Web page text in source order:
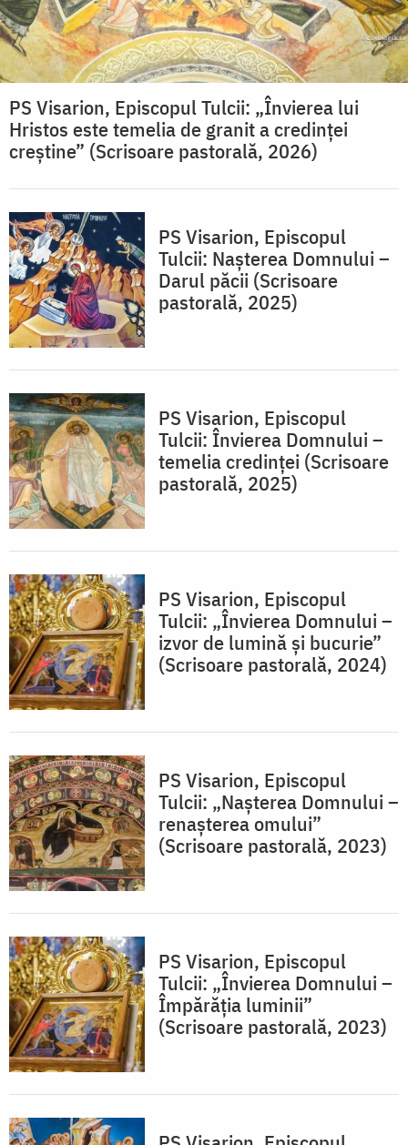
PS Visarion, Episcopul Tulcii: „Învierea lui
Hristos este temelia de granit a credinței
creștine” (Scrisoare pastorală, 2026)
PS Visarion, Episcopul
Tulcii: Nașterea Domnului –
Darul păcii (Scrisoare
pastorală, 2025)
PS Visarion, Episcopul
Tulcii: Învierea Domnului –
temelia credinței (Scrisoare
pastorală, 2025)
PS Visarion, Episcopul
Tulcii: „Învierea Domnului –
izvor de lumină și bucurie”
(Scrisoare pastorală, 2024)
PS Visarion, Episcopul
Tulcii: „Nașterea Domnului –
renașterea omului”
(Scrisoare pastorală, 2023)
PS Visarion, Episcopul
Tulcii: „Învierea Domnului –
Împărăția luminii”
(Scrisoare pastorală, 2023)